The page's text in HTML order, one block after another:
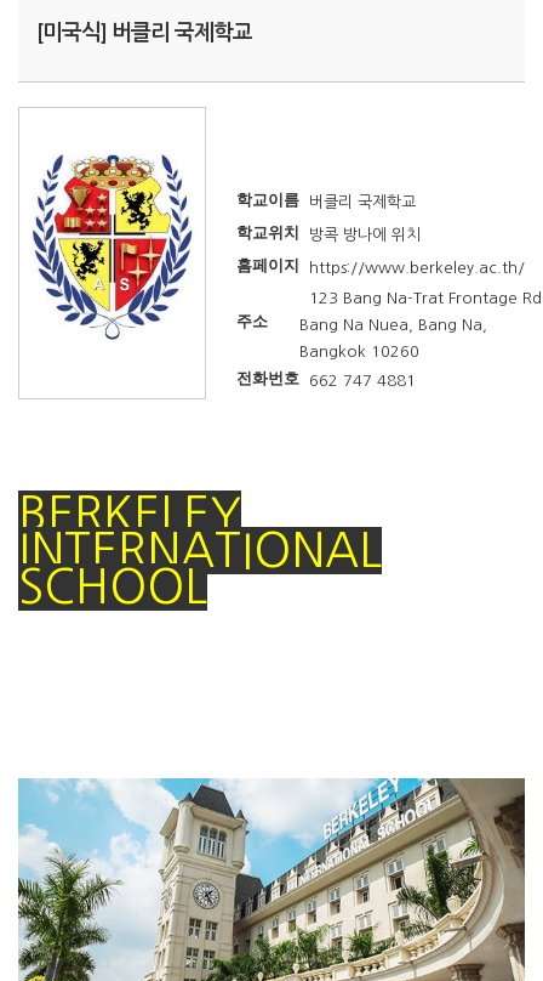
[미국식] 버클리 국제학교
학교이름 버클리 국제학교
학교위치 방콕 방나에 위치
홈페이지 https://www.berkeley.ac.th/
주소
123 Bang Na-Trat Frontage
Bang Na Nuea, Bang Na,
Bangkok 10260
전화번호 662 747 4881
BERKELEY
INTERNATIONAL
SCHOOL